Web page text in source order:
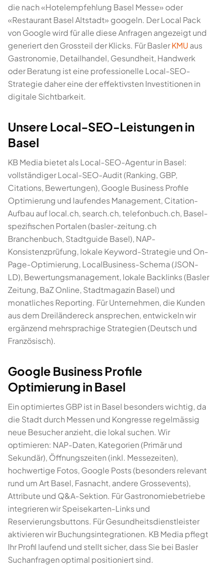
die nach «Hotelempfehlung Basel Messe» oder
«Restaurant Basel Altstadt» googeln. Der Local Pack
von Google wird für alle diese Anfragen angezeigt und
generiert den Grossteil der Klicks. Für BaslerKMU aus
Gastronomie, Detailhandel, Gesundheit, Handwerk
oder Beratung ist eine professionelle Local-SEO-
Strategie daher eine der effektivsten Investitionen in
digitale Sichtbarkeit.
Unsere Local-SEO-Leistungen in
Basel
KB Media bietet als Local-SEO-Agentur in Basel:
vollständiger Local-SEO-Audit (Ranking, GBP,
Citations, Bewertungen), Google Business Profile
Optimierung und laufendes Management, Citation-
Aufbau auf local.ch, search.ch, telefonbuch.ch, Basel-
spezifischen Portalen (basler-zeitung.ch
Branchenbuch, Stadtguide Basel), NAP-
Konsistenzprüfung, lokale Keyword-Strategie und On-
Page-Optimierung, LocalBusiness-Schema (JSON-
LD), Bewertungsmanagement, lokale Backlinks (Basler
Zeitung, BaZ Online, Stadtmagazin Basel) und
monatliches Reporting. Für Unternehmen, die Kunden
aus dem Dreiländereck ansprechen, entwickeln wir
ergänzend mehrsprachige Strategien (Deutsch und
Französisch).
Google Business Profile
Optimierung in Basel
Ein optimiertes GBP ist in Basel besonders wichtig, da
die Stadt durch Messen und Kongresse regelmässig
neue Besucher anzieht, die lokal suchen. Wir
optimieren: NAP-Daten, Kategorien (Primär und
Sekundär), Öffnungszeiten (inkl. Messezeiten),
hochwertige Fotos, Google Posts (besonders relevant
rund um Art Basel, Fasnacht, andere Grossevents),
Attribute und Q&A-Sektion. Für Gastronomiebetriebe
integrieren wir Speisekarten-Links und
Reservierungsbuttons. Für Gesundheitsdienstleister
aktivieren wir Buchungsintegrationen. KB Media pflegt
Ihr Profil laufend und stellt sicher, dass Sie bei Basler
Suchanfragen optimal positioniert sind.